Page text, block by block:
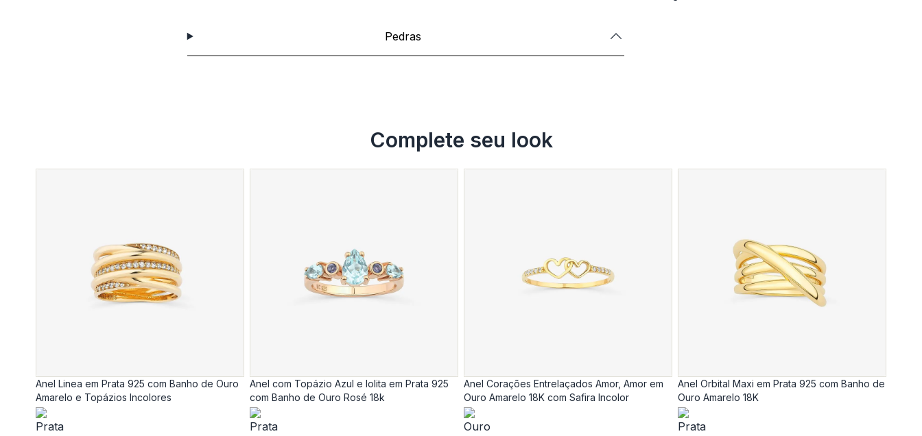
Pedras
Complete seu look
Anel Linea em Prata 925 com Banho de Ouro
Amarelo e Topázios Incolores
Anel com Topázio Azul e Iolita em Prata 925
com Banho de Ouro Rosé 18k
Anel Corações Entrelaçados Amor, Amor em
Ouro Amarelo 18K com Safira Incolor
Anel Orbital Maxi em Prata 925 com Banho de
Ouro Amarelo 18K